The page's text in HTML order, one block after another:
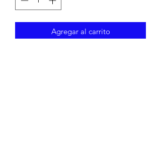
Agregar al carrito